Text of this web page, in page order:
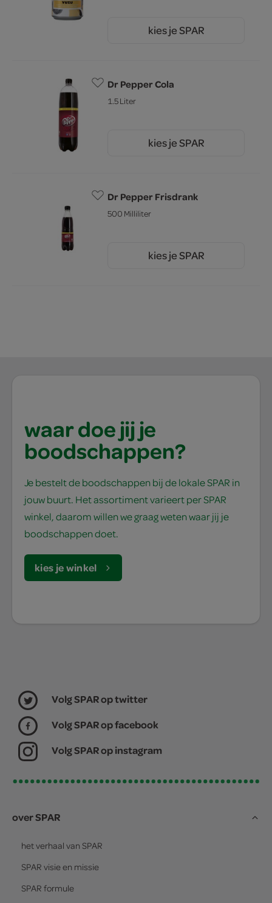
kies je SPAR
Dr Pepper Cola
1.5 Liter
kies je SPAR
Dr Pepper Frisdrank
500 Milliliter
kies je SPAR
waar doe jij je
boodschappen?
Je bestelt de boodschappen bij de lokale SPAR in
jouw buurt. Het assortiment varieert per SPAR
winkel, daarom willen we graag weten waar jij je
boodschappen doet.
kies je winkel
Volg SPAR op twitter
Volg SPAR op facebook
Volg SPAR op instagram
over SPAR
het verhaal van SPAR
SPAR visie en missie
SPAR formule